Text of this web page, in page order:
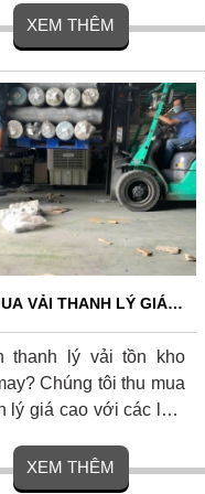
cả các loại mảnh dao
phay ngón carbide,
siêu cứng, chíp phế
cưa hợp kim đã
hoặc hư hỏng. Liên
XEM THÊM
VẢI THANH LÝ GIÁ
TOÁN 1 LẦN
thanh lý vải tồn kho
Chúng tôi thu mua
lý giá cao với các loại
thị trường. Cam kết
tận nơi, bốc xếp nhanh,
XEM THÊM